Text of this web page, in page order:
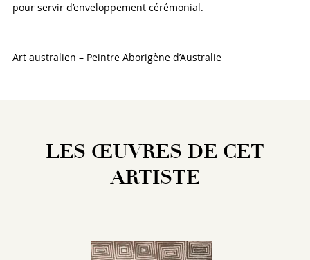
pour servir d’enveloppement cérémonial.
Art australien – Peintre Aborigène d’Australie
LES ŒUVRES DE CET
ARTISTE